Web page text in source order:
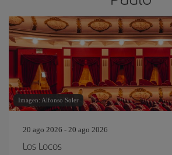
Imagen: Alfonso Soler
20 ago 2026 - 20 ago 2026
Los Locos